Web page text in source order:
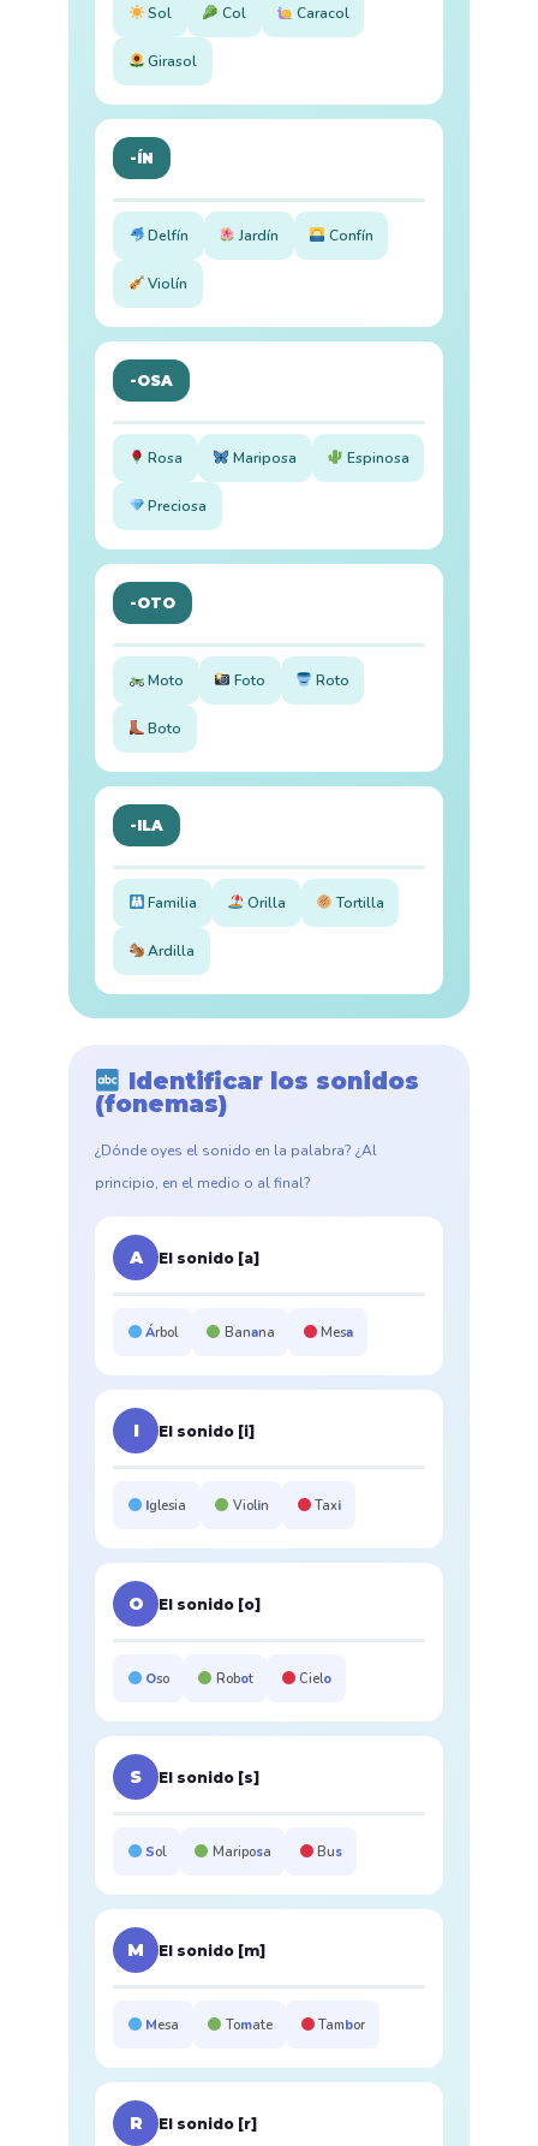
Sol Col Caracol
Girasol
-ÍN
Delfín Jardín Confín
Violín
-OSA
Rosa Mariposa Espinosa
Preciosa
-OTO
Moto Foto Roto
Boto
-ILA
Familia Orilla Tortilla
Ardilla
Identificar los sonidos
(fonemas)
¿Dónde oyes el sonido en la palabra? ¿Al
principio, en el medio o al final?
A El sonido [a]
Árbol Banana Mesa
I El sonido [i]
Iglesia Violin Taxi
O El sonido [o]
Oso Robot Cielo
S El sonido [s]
Sol Mariposa Bus
M El sonido [m]
Mesa Tomate Tambor
R El sonido [r]